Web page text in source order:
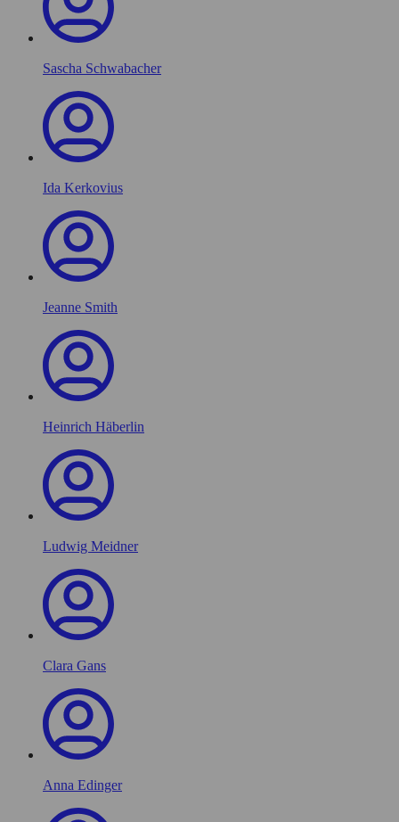
Sascha Schwabacher
Ida Kerkovius
Jeanne Smith
Heinrich Häberlin
Ludwig Meidner
Clara Gans
Anna Edinger